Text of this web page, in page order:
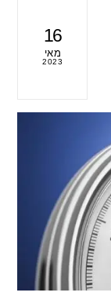
16
מאי
2023